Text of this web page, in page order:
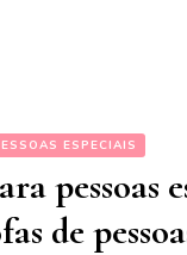
ESPECIAIS
pessoas
de